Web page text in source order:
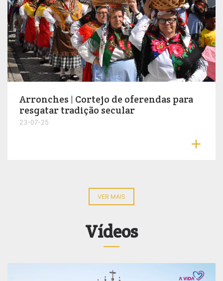
Arronches | Cortejo de oferendas para
resgatar tradição secular
23-07-25

VER MAIS
Vídeos